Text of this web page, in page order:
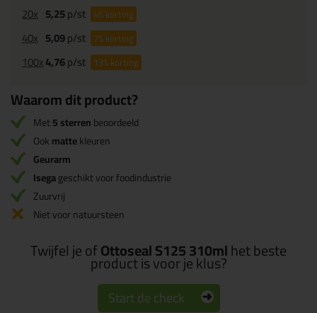
20x 5,25p/st 4%korting
40x 5,09p/st 7%korting
100x4,76p/st 13%korting
Waarom dit product?
Met5 sterrenbeoordeeld
Ookmattekleuren
Geurarm
Isegageschikt voor foodindustrie
Zuurvrij
Niet voor natuursteen
Twijfel je ofOttoseal S125 310mlhet beste
product is voor je klus?
Start de check